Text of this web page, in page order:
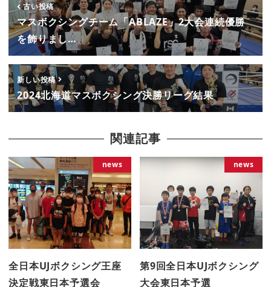
古い投稿
マスボクシングチーム「ABLAZE」2大会連続優勝
を飾りまし…
新しい投稿
2024北海道マスボクシング決勝リーグ結果
関連記事
news
全日本UJボクシング王座
決定戦東日本予選会
news
第9回全日本UJボクシング
大会東日本予選